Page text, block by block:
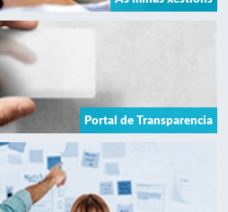
Portal de Transparencia